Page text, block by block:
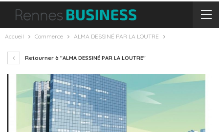
Accueil Commerce ALMA DESSINÉ PAR LA LOUTRE
Retourner à "ALMA DESSINÉ PAR LA LOUTRE"